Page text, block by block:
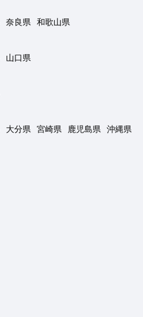
奈良県
和歌山県
山口県
大分県 宮崎県 鹿児島県 沖縄県